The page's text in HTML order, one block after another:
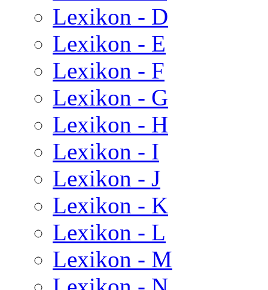
Lexikon - D
Lexikon - E
Lexikon - F
Lexikon - G
Lexikon - H
Lexikon - I
Lexikon - J
Lexikon - K
Lexikon - L
Lexikon - M